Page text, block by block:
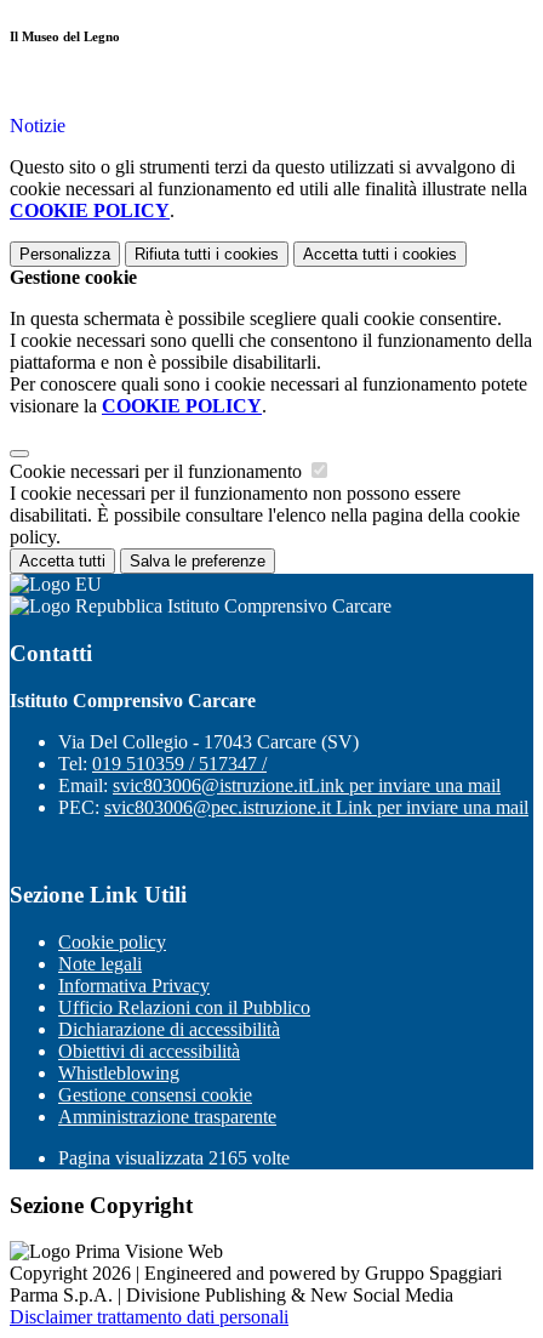
Il Museo del Legno
Notizie
Questo sito o gli strumenti terzi da questo utilizzati si avvalgono di
cookie necessari al funzionamento ed utili alle finalità illustrate nella
COOKIE POLICY.
Personalizza Rifiuta tutti i cookies Accetta tutti i cookies
Gestione cookie
In questa schermata è possibile scegliere quali cookie consentire.
I cookie necessari sono quelli che consentono il funzionamento della
piattaforma e non è possibile disabilitarli.
Per conoscere quali sono i cookie necessari al funzionamento potete
visionare la COOKIE POLICY.
Cookie necessari per il funzionamento
I cookie necessari per il funzionamento non possono essere
disabilitati. È possibile consultare l'elenco nella pagina della cookie
policy.
Accetta tutti Salva le preferenze
Istituto Comprensivo Carcare
Contatti
Istituto Comprensivo Carcare
Via Del Collegio - 17043 Carcare (SV)
Tel: 019 510359 / 517347 /
Email: svic803006@istruzione.itLink per inviare una mail
PEC: svic803006@pec.istruzione.it Link per inviare una mail
Sezione Link Utili
Cookie policy
Note legali
Informativa Privacy
Ufficio Relazioni con il Pubblico
Dichiarazione di accessibilità
Obiettivi di accessibilità
Whistleblowing
Gestione consensi cookie
Amministrazione trasparente
Pagina visualizzata 2165 volte
Sezione Copyright
Copyright 2026 | Engineered and powered by Gruppo Spaggiari
Parma S.p.A. | Divisione Publishing & New Social Media
Disclaimer trattamento dati personali